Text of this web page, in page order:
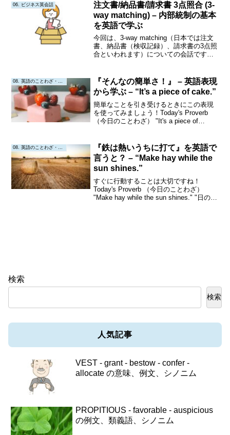
ーキング力もアップしましょう!!シャド...
06. ビジネス英会話
注文書/納品書/請求書 3点照合 (3-
way matching) – 内部統制の基本
を英語で学ぶ
今回は、3-way matching（日本では注文
書、納品書（検収記録）、請求書の3点照
合といわれます）についての会話です。
のの1つです。一緒に勉強...
08. 英語のことわざ・教訓
『そんなの簡単さ！』 – 英語表現
から学ぶ – “It’s a piece of cake.”
簡単なことを引き受けるときにこの表現
を使ってみましょう！Today's Proverb
（今日のことわざ） "It's a piece of
08. 英語のことわざ・教訓
『鉄は熱いうちに打て』を英語で
言うと？ – “Make hay while the
sun shines.”
すぐに行動することは大切ですね！
Today's Proverb （今日のことわざ）
"Make hay while the sun shines." "日の当
検索
検索
人気記事
VEST - grant - bestow - confer -
allocate の意味、例文、シノニム
PROPITIOUS - favorable - auspicious
の例文、類義語、シノニム